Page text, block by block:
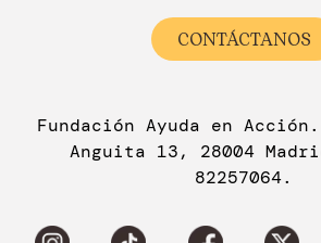
CONTÁCTANOS
Fundación Ayuda en
Anguita 13, 28004
82257064.